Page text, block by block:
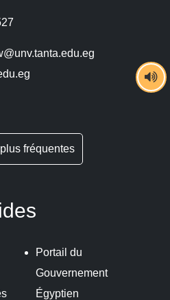
fréquentes
Portail du
Gouvernement
Égyptien